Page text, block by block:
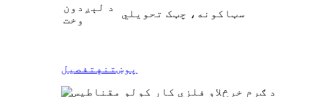
د لېږدون
وخت
سټاکونه، چټک تحویلي
پوښتنه تفصیل